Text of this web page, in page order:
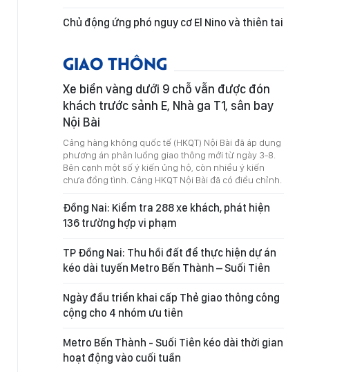
Chủ động ứng phó nguy cơ El Nino và thiên tai
GIAO THÔNG
Xe biển vàng dưới 9 chỗ vẫn được đón
khách trước sảnh E, Nhà ga T1, sân bay
Nội Bài
Cảng hàng không quốc tế (HKQT) Nội Bài đã áp dụng
phương án phân luồng giao thông mới từ ngày 3-8.
Bên cạnh một số ý kiến ủng hộ, còn nhiều ý kiến
chưa đồng tình. Cảng HKQT Nội Bài đã có điều chỉnh.
Đồng Nai: Kiểm tra 288 xe khách, phát hiện
136 trường hợp vi phạm
TP Đồng Nai: Thu hồi đất để thực hiện dự án
kéo dài tuyến Metro Bến Thành – Suối Tiên
Ngày đầu triển khai cấp Thẻ giao thông công
cộng cho 4 nhóm ưu tiên
Metro Bến Thành - Suối Tiên kéo dài thời gian
hoạt động vào cuối tuần